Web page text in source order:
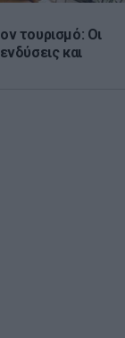
τουρισμό: Οι
και